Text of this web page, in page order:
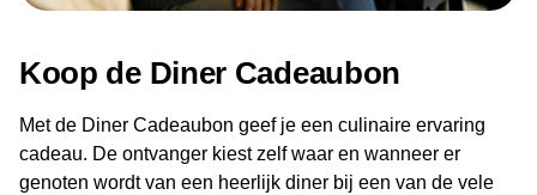
Koop de Diner Cadeaubon
Met de Diner Cadeaubon geef je een culinaire ervaring
cadeau. De ontvanger kiest zelf waar en wanneer er
genoten wordt van een heerlijk diner bij een van de vele